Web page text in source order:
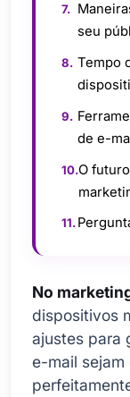
seu
Tempo
de e-
O
No
dispositivos
ajustes para
e-mail sejam